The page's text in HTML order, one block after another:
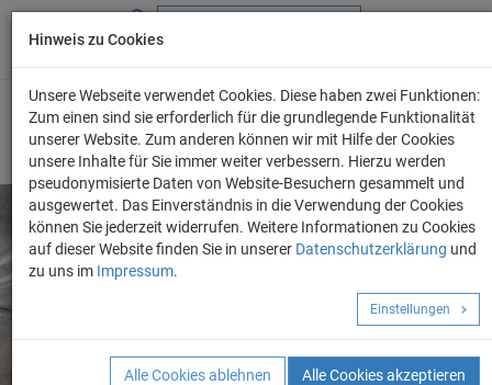
+49 (0) 69 986 4604 - 0
ELEMENTE
FORMEN
Angebot anfordern!
Hinweis zu Cookies
Unsere Webseite verwendet Cookies. Diese haben zwei Funktionen:
Zum einen sind sie erforderlich für die grundlegende Funktionalität
unserer Website. Zum anderen können wir mit Hilfe der Cookies
unsere Inhalte für Sie immer weiter verbessern. Hierzu werden
pseudonymisierte Daten von Website-Besuchern gesammelt und
ausgewertet. Das Einverständnis in die Verwendung der Cookies
können Sie jederzeit widerrufen. Weitere Informationen zu Cookies
auf dieser Website finden Sie in unserer Datenschutzerklärung und
zu uns im Impressum.
Einstellungen
Alle Cookies ablehnen Alle Cookies akzeptieren